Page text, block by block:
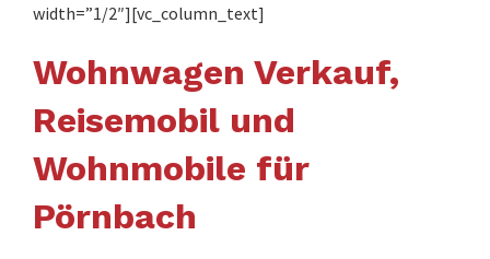
width=”1/2″][vc_column_text]
Wohnwagen Verkauf,
Reisemobil und
Wohnmobile für
Pörnbach